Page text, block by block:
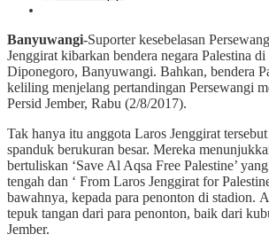
Banyuwangi-Suporter kesebelasan
Jenggirat kibarkan bendera negara Palestina
Diponegoro, Banyuwangi. Bahkan, bendera
keliling menjelang pertandingan Persewangi
Persid Jember, Rabu (2/8/2017).
Tak hanya itu anggota Laros Jenggirat
spanduk berukuran besar. Mereka
bertuliskan ‘Save Al Aqsa Free Palestine’
tengah dan ‘ From Laros Jenggirat for
bawahnya, kepada para penonton di stadion.
tepuk tangan dari para penonton, baik dari
Jember.